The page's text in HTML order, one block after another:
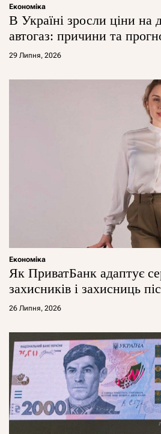
Економіка
В Україні зросли ціни на
автогаз: причини та
29 Липня, 2026
Економіка
Як ПриватБанк адаптує
захисників і захисниць
26 Липня, 2026